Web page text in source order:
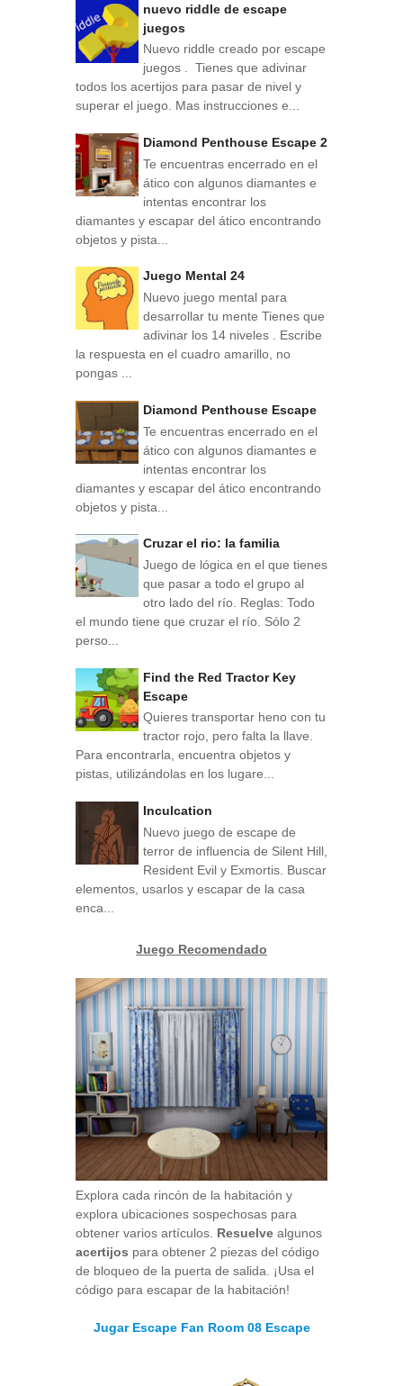
nuevo riddle de escape
juegos
Nuevo riddle creado por escape
juegos . Tienes que adivinar
todos los acertijos para pasar de nivel y
superar el juego. Mas instrucciones e...
Diamond Penthouse Escape 2
Te encuentras encerrado en el
ático con algunos diamantes e
intentas encontrar los
diamantes y escapar del ático encontrando
objetos y pista...
Juego Mental 24
Nuevo juego mental para
desarrollar tu mente Tienes que
adivinar los 14 niveles . Escribe
la respuesta en el cuadro amarillo, no
pongas ...
Diamond Penthouse Escape
Te encuentras encerrado en el
ático con algunos diamantes e
intentas encontrar los
diamantes y escapar del ático encontrando
objetos y pista...
Cruzar el rio: la familia
Juego de lógica en el que tienes
que pasar a todo el grupo al
otro lado del río. Reglas: Todo
el mundo tiene que cruzar el río. Sólo 2
perso...
Find the Red Tractor Key
Escape
Quieres transportar heno con tu
tractor rojo, pero falta la llave.
Para encontrarla, encuentra objetos y
pistas, utilizándolas en los lugare...
Inculcation
Nuevo juego de escape de
terror de influencia de Silent Hill,
Resident Evil y Exmortis. Buscar
elementos, usarlos y escapar de la casa
enca...
Juego Recomendado
Explora cada rincón de la habitación y
explora ubicaciones sospechosas para
obtener varios artículos. Resuelve algunos
acertijos para obtener 2 piezas del código
de bloqueo de la puerta de salida. ¡Usa el
código para escapar de la habitación!
Jugar Escape Fan Room 08 Escape